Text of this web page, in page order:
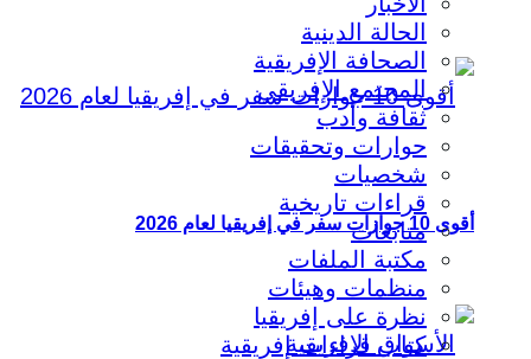
أقوى 10 جوازات سفر في إفريقيا لعام 2026
الحالة الدينية
الصحافة الإفريقية
المجتمع الإفريقي
ثقافة وأدب
حوارات وتحقيقات
شخصيات
قراءات تاريخية
متابعات
مكتبة الملفات
منظمات وهيئات
نظرة على إفريقيا
كتاب قراءات إفريقية